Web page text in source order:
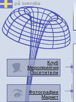
på svenska
Клуб
Мероприятия
Посетители
Фотографии
Маркет